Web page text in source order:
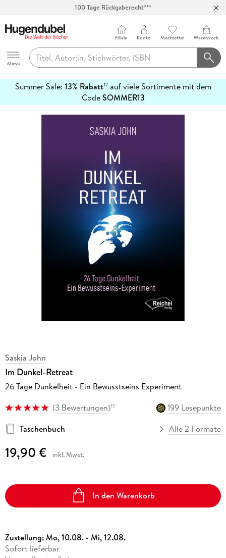
100 Tage Rückgaberecht***
Hugendubel
Menu
Filiale Konto Merkzettel Warenkorb
Summer Sale: 13% Rabatt12auf viele Sortimente mit dem
CodeSOMMER13
erfahren
Saskia John
Im Dunkel-Retreat
26 Tage Dunkelheit - Ein Bewusstseins Experiment
(3 Bewertungen)15
199 Lesepunkte
Taschenbuch
Alle 2 Formate
19,90 € inkl. Mwst.
In den Warenkorb
Zustellung:Mo, 10.08. - Mi, 12.08.
Sofort lieferbar